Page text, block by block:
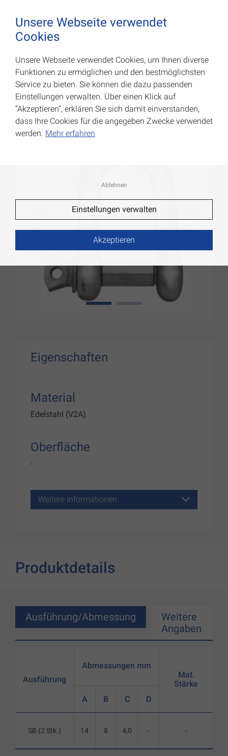
Schäkel
Art.-Nr.: 007900776AV
1
Eigenschaften
Material
Edelstahl (V2A)
Oberfläche
-
Weitere Informationen
Produktdetails
Ausführung/Abmessung
Weitere
Angaben
Ausführung
SB (2 Stk.)
Abmessungen mm
A B C D
14 8 4,0 -
Mat.
Stärke
-
Unsere Webseite verwendet
Cookies
Unsere Webseite verwendet Cookies, um Ihnen diverse
Funktionen zu ermöglichen und den bestmöglichsten
Service zu bieten. Sie können die dazu passenden
Einstellungen verwalten. Über einen Klick auf
“Akzeptieren”, erklären Sie sich damit einverstanden,
dass Ihre Cookies für die angegeben Zwecke verwendet
werden. Mehr erfahren
Ablehnen
Einstellungen verwalten
Akzeptieren